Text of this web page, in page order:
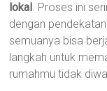
lokal. Proses ini
dengan
semuanya bisa
langkah untuk
rumahmu tidak